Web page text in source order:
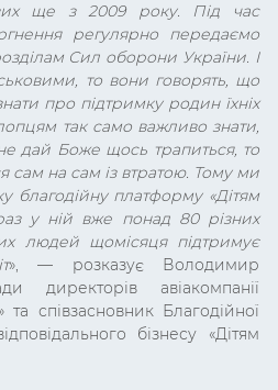
ще з 2009 року. Під час
регулярно передаємо
Сил оборони України. І
то вони говорять, що
про підтримку родин їхніх
так само важливо знати,
дай Боже щось трапиться, то
сам на сам із втратою. Тому ми
благодійну платформу «Дітям
у ній вже понад 80 різних
людей щомісяця підтримує
», — розказує Володимир
директорів авіакомпанії
та співзасновник Благодійної
бізнесу «Дітям